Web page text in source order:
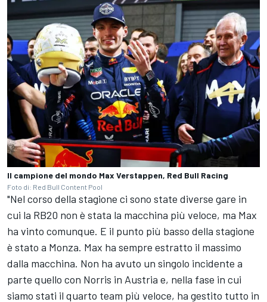
Il campione del mondo Max Verstappen, Red Bull Racing
Foto di: Red Bull Content Pool
"Nel corso della stagione ci sono state diverse gare in
cui la RB20 non è stata la macchina più veloce, ma Max
ha vinto comunque. E il punto più basso della stagione
è stato a Monza. Max ha sempre estratto il massimo
dalla macchina. Non ha avuto un singolo incidente a
parte quello con Norris in Austria e, nella fase in cui
siamo stati il quarto team più veloce, ha gestito tutto in